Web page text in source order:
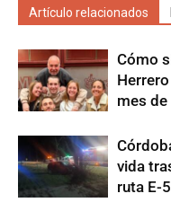
Artículo relacionados
Cómo
mes
vida
ruta E-